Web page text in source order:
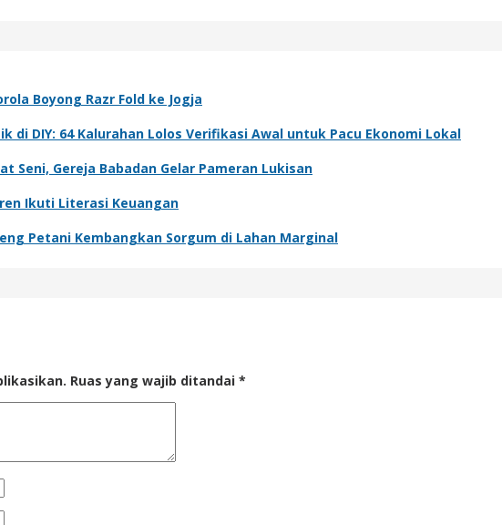
Boyong Razr Fold ke Jogja
di DIY: 64 Kalurahan Lolos Verifikasi Awal untuk Pacu Ekonomi Lokal
Seni, Gereja Babadan Gelar Pameran Lukisan
Ikuti Literasi Keuangan
Petani Kembangkan Sorgum di Lahan Marginal
Ruas yang wajib ditandai *